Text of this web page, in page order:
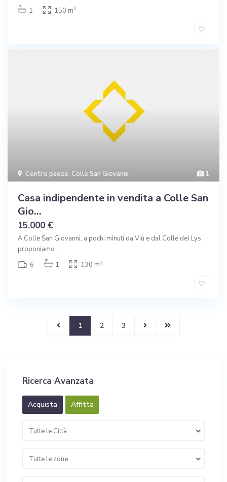
1
150 m2
1
Centro paese, Colle San Giovanni
Casa indipendente in vendita a Colle San
Gio...
15.000 €
A Colle San Giovanni, a pochi minuti da Viù e dal Colle del Lys,
proponiamo ...
6
1 130 m2
1 2 3
Ricerca Avanzata
Acquista Affitta
Tutte le Città
Tutte le zone